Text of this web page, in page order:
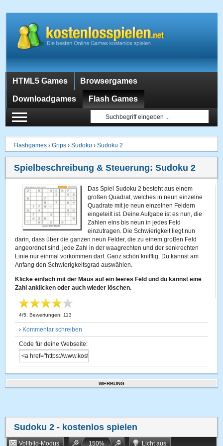
HTML5 Games Browsergames
Downloadgames Flash Games
Flashgames ›Grips ›Sudoku ›Sudoku 2
Spielbeschreibung & Steuerung:Sudoku 2
Das Spiel Sudoku 2 besteht aus einem
großen Quadrat, welches in neun einzelne
Quadrate mit je neun einzelnen Feldern
eingeteilt ist. Deine Aufgabe ist es nun, die
Zahlen eins bis neun in jedes Feld
einzutragen. Die Schwierigkeit liegt nun
darin, dass über die ganzen neun Felder, die zu einem großen Feld
angeordnet sind, jede Zahl in der waagrechten und der senkrechten
Linie nur einmal vorkommen darf. Ganz schön knifflig. Du kannst am
Anfang den Schwierigkeitsgrad auswählen.
Klicke einfach mit der Maus auf ein leeres Feld und du kannst eine
Zahl anklicken oder auch wieder löschen.
4/5 , Bewertungen: 113
› Kommentar schreiben
Code für deine Webseite:
WERBUNG
Sudoku 2 - kostenlos spielen
Vollbild-Modus 150%
Licht aus